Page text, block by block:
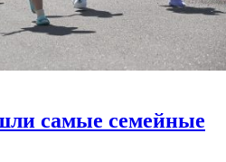
самые семейные